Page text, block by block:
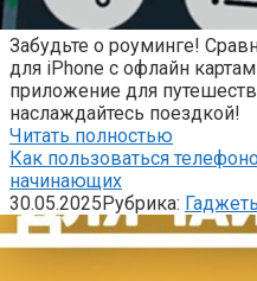
Забудьте о роуминге!
для iPhone с офлайн
приложение для
наслаждайтесь поездкой!
Читать полностью
Как пользоваться
начинающих
30.05.2025Рубрика: